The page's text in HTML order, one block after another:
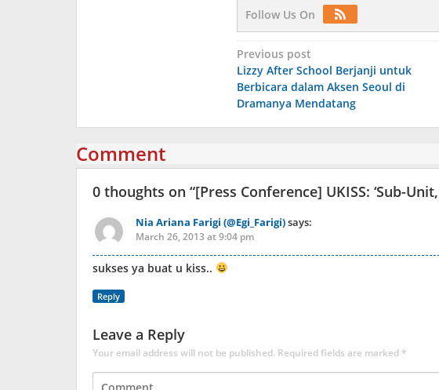
Follow Us On
Post
navigation
Previous post
Lizzy After School Berjanji untuk
Berbicara dalam Aksen Seoul di
Dramanya Mendatang
Comment
0 thoughts on “[Press Conference] UKISS: ‘Sub-
Nia Ariana Farigi (@Egi_Farigi)says:
March 26, 2013 at 9:04 pm
sukses ya buat u kiss..
Reply
Leave a Reply
Your email address will not be published. Required fields are marked*